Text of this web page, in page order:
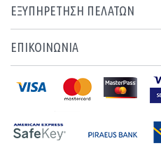
ΕΞΥΠΗΡΕΤΗΣΗ ΠΕΛΑΤΩΝ
ΕΠΙΚΟΙΝΩΝΙΑ